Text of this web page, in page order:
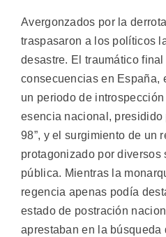
Avergonzados por la
traspasaron a los políticos
desastre. El traumático
consecuencias en España,
un periodo de
esencia nacional, presidido
98”, y el surgimiento de un
protagonizado por diversos
pública. Mientras la
regencia apenas podía
estado de postración
aprestaban en la búsqueda